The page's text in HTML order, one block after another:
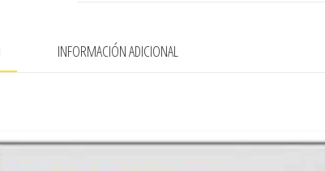
cantidad
INFORMACIÓN ADICIONAL